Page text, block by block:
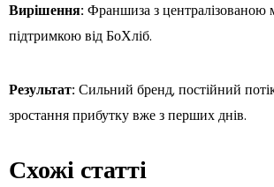
Вирішення: Франшиза з централізованою
підтримкою від БоХліб.
Результат: Сильний бренд, постійний
зростання прибутку вже з перших днів.
Схожі статті